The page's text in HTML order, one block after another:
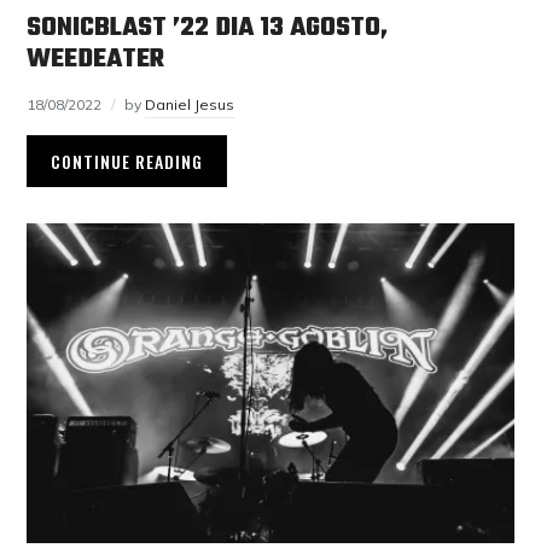
SONICBLAST ’22 DIA 13 AGOSTO,
WEEDEATER
18/08/2022 by Daniel Jesus
CONTINUE READING